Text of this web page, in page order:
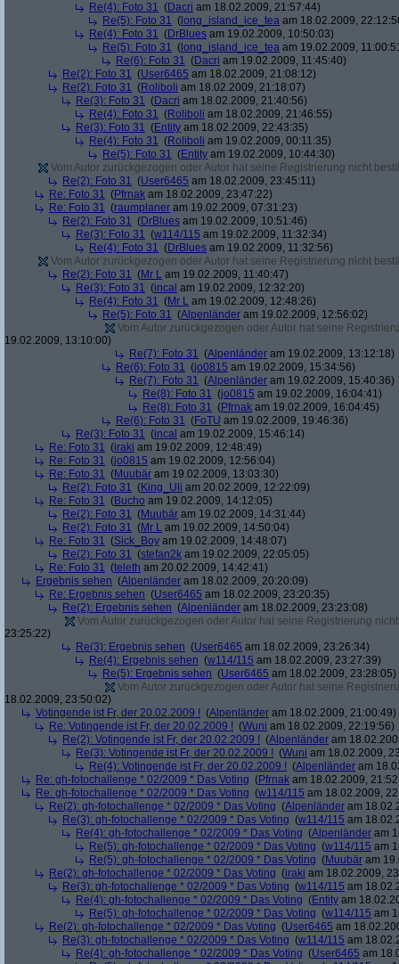
Re(4): Foto 31 (Dacri am 18.02.2009, 21:57:44)
Re(5): Foto 31 ( long_island_ice_tea am 18.02.2009,
Re(4): Foto 31 (DrBlues am 19.02.2009, 10:50:03)
Re(5): Foto 31 ( long_island_ice_tea am 19.02.2009,
Re(6): Foto 31 (Dacri am 19.02.2009, 11:45:40)
Re(2): Foto 31 (User6465 am 18.02.2009, 21:08:12)
Re(2): Foto 31 (Roliboli am 18.02.2009, 21:18:07)
Re(3): Foto 31 (Dacri am 18.02.2009, 21:40:56)
Re(4): Foto 31 (Roliboli am 18.02.2009, 21:46:55)
Re(3): Foto 31 (Entity am 18.02.2009, 22:43:35)
Re(4): Foto 31 (Roliboli am 19.02.2009, 00:11:35)
Re(5): Foto 31 (Entity am 19.02.2009, 10:44:30)
Vom Autor zurückgezogen oder Autor hat seine Registrierung nicht
Re(2): Foto 31 (User6465 am 18.02.2009, 23:45:11)
Re: Foto 31 (Pfrnak am 18.02.2009, 23:47:22)
Re: Foto 31 (raumplaner am 19.02.2009, 07:31:23)
Re(2): Foto 31 (DrBlues am 19.02.2009, 10:51:46)
Re(3): Foto 31 (w114/115 am 19.02.2009, 11:32:34)
Re(4): Foto 31 (DrBlues am 19.02.2009, 11:32:56)
Vom Autor zurückgezogen oder Autor hat seine Registrierung nicht
Re(2): Foto 31 (Mr L am 19.02.2009, 11:40:47)
Re(3): Foto 31 (incal am 19.02.2009, 12:32:20)
Re(4): Foto 31 (Mr L am 19.02.2009, 12:48:26)
Re(5): Foto 31 (Alpenländer am 19.02.2009, 12:56:02)
Vom Autor zurückgezogen oder Autor hat seine
19.02.2009, 13:10:00)
Re(7): Foto 31 (Alpenländer am 19.02.2009, 13:12:18)
Re(6): Foto 31 (jo0815 am 19.02.2009, 15:34:56)
Re(7): Foto 31 (Alpenländer am 19.02.2009, 15:40:36)
Re(8): Foto 31 (jo0815 am 19.02.2009, 16:04:41)
Re(8): Foto 31 (Pfrnak am 19.02.2009, 16:04:45)
Re(6): Foto 31 (FoTU am 19.02.2009, 19:46:36)
Re(3): Foto 31 (incal am 19.02.2009, 15:46:14)
Re: Foto 31 (iraki am 19.02.2009, 12:48:49)
Re: Foto 31 (jo0815 am 19.02.2009, 12:56:04)
Re: Foto 31 (Muubär am 19.02.2009, 13:03:30)
Re(2): Foto 31 (King_Uli am 20.02.2009, 12:22:09)
Re: Foto 31 (Bucho am 19.02.2009, 14:12:05)
Re(2): Foto 31 (Muubär am 19.02.2009, 14:31:44)
Re(2): Foto 31 (Mr L am 19.02.2009, 14:50:04)
Re: Foto 31 (Sick_Boy am 19.02.2009, 14:48:07)
Re(2): Foto 31 (stefan2k am 19.02.2009, 22:05:05)
Re: Foto 31 (teleth am 20.02.2009, 14:42:41)
Ergebnis sehen (Alpenländer am 18.02.2009, 20:20:09)
Re: Ergebnis sehen (User6465 am 18.02.2009, 23:20:35)
Re(2): Ergebnis sehen (Alpenländer am 18.02.2009, 23:23:08)
Vom Autor zurückgezogen oder Autor hat seine Registrierung
23:25:22)
Re(3): Ergebnis sehen (User6465 am 18.02.2009, 23:26:34)
Re(4): Ergebnis sehen (w114/115 am 18.02.2009, 23:27:39)
Re(5): Ergebnis sehen (User6465 am 18.02.2009, 23:28:05)
Vom Autor zurückgezogen oder Autor hat seine
18.02.2009, 23:50:02)
Votingende ist Fr, der 20.02.2009 ! (Alpenländer am 18.02.2009, 21:00:49)
Re: Votingende ist Fr, der 20.02.2009 ! (Wuni am 18.02.2009, 22:19:56)
Re(2): Votingende ist Fr, der 20.02.2009 ! (Alpenländer am
Re(3): Votingende ist Fr, der 20.02.2009 ! (Wuni am 18.02.2009,
Re(4): Votingende ist Fr, der 20.02.2009 ! (Alpenländer am
Re: gh-fotochallenge * 02/2009 * Das Voting (Pfrnak am 18.02.2009,
Re: gh-fotochallenge * 02/2009 * Das Voting (w114/115 am 18.02.2009,
Re(2): gh-fotochallenge * 02/2009 * Das Voting (Alpenländer am
Re(3): gh-fotochallenge * 02/2009 * Das Voting (w114/115 am
Re(4): gh-fotochallenge * 02/2009 * Das Voting (Alpenländer am
Re(5): gh-fotochallenge * 02/2009 * Das Voting (w114/115 am
Re(5): gh-fotochallenge * 02/2009 * Das Voting (Muubär am
Re(2): gh-fotochallenge * 02/2009 * Das Voting (iraki am 18.02.2009,
Re(3): gh-fotochallenge * 02/2009 * Das Voting (w114/115 am
Re(4): gh-fotochallenge * 02/2009 * Das Voting (Entity am
Re(5): gh-fotochallenge * 02/2009 * Das Voting (w114/115 am
Re(2): gh-fotochallenge * 02/2009 * Das Voting (User6465 am
Re(3): gh-fotochallenge * 02/2009 * Das Voting (w114/115 am
Re(4): gh-fotochallenge * 02/2009 * Das Voting (User6465 am